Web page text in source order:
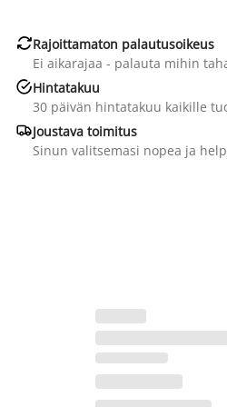
Rajoittamaton palautusoikeus
Ei aikarajaa - palauta mihin
Hintatakuu
30 päivän hintatakuu kaikille
Joustava toimitus
Sinun valitsemasi nopea ja